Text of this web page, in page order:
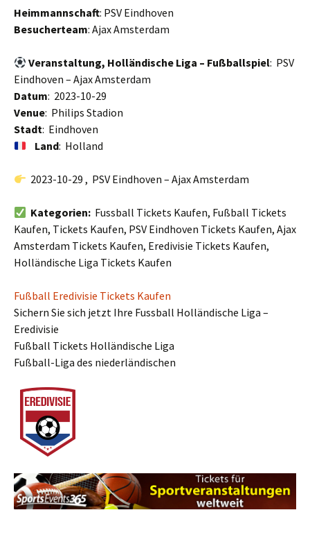
Heimmannschaft: PSV Eindhoven
Besucherteam: Ajax Amsterdam
Veranstaltung, Holländische Liga – Fußballspiel: PSV
Eindhoven – Ajax Amsterdam
Datum: 2023-10-29
Venue: Philips Stadion
Stadt: Eindhoven
Land: Holland
2023-10-29 , PSV Eindhoven – Ajax Amsterdam
Kategorien: Fussball Tickets Kaufen, Fußball Tickets
Kaufen, Tickets Kaufen, PSV Eindhoven Tickets Kaufen, Ajax
Amsterdam Tickets Kaufen, Eredivisie Tickets Kaufen,
Holländische Liga Tickets Kaufen
Fußball Eredivisie Tickets Kaufen
Sichern Sie sich jetzt Ihre Fussball Holländische Liga –
Eredivisie
Fußball Tickets Holländische Liga
Fußball-Liga des niederländischen